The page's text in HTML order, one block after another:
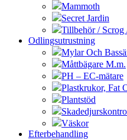
Mammoth
Secret Jardin
Tillbehör / Scrog
Odlingsutrustning
Mylar Och
Måttbägare M.m.
PH – EC-mätare
Plastkrukor, Fat
Plantstöd
Väskor
Efterbehandling